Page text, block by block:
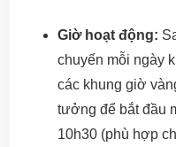
Giờ hoạt động:
chuyến mỗi ngày
các khung giờ
tưởng để bắt đầu
10h30 (phù hợp